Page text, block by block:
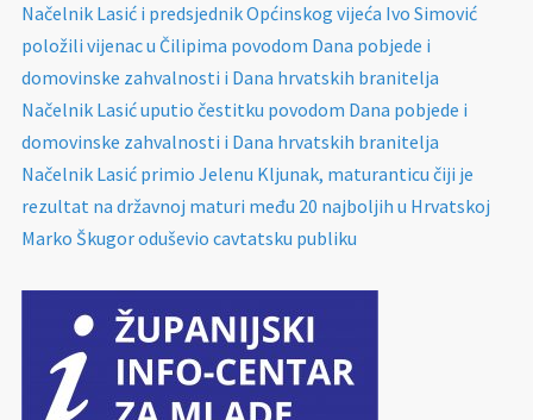
Načelnik Lasić i predsjednik Općinskog vijeća Ivo Simović
položili vijenac u Čilipima povodom Dana pobjede i
domovinske zahvalnosti i Dana hrvatskih branitelja
Načelnik Lasić uputio čestitku povodom Dana pobjede i
domovinske zahvalnosti i Dana hrvatskih branitelja
Načelnik Lasić primio Jelenu Kljunak, maturanticu čiji je
rezultat na državnoj maturi među 20 najboljih u Hrvatskoj
Marko Škugor oduševio cavtatsku publiku